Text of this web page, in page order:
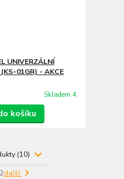
UNIVERZÁLNÍ
01GR) - AKCE
Skladem 4
košíku
(10)
další